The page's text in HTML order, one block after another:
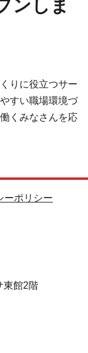
ンしま
りに役立つサー
すい職場環境づ
くみなさんを応
ーポリシー
東館2階